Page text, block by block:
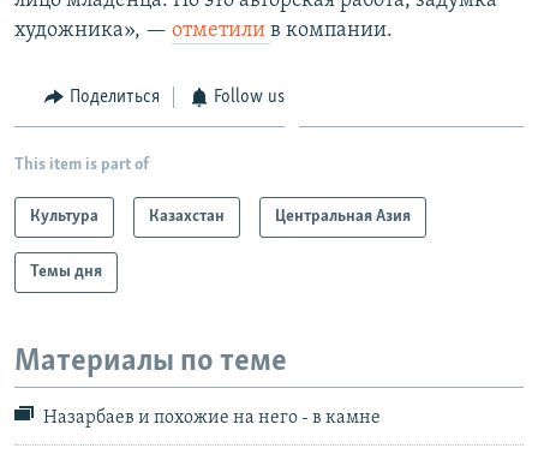
художника», —​ отметили в компании.
Поделиться Follow us
This item is part of
Культура Казахстан Центральная Азия
Темы дня
Материалы по теме
Назарбаев и похожие на него - в камне